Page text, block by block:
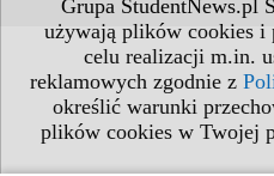
Grupa StudentNews.pl
używają plików cookies i
celu realizacji m.in.
reklamowych zgodnie z
określić warunki
plików cookies w Twojej